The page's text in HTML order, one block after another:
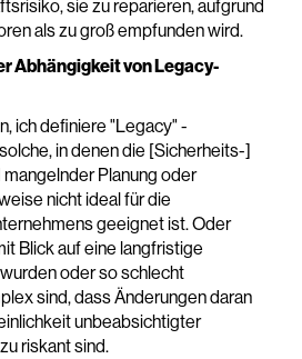
sie zu reparieren, aufgrund
als zu groß empfunden wird.
Abhängigkeit von Legacy-
ich definiere "Legacy" -
in denen die [Sicherheits-]
Planung oder
nicht ideal für die
geeignet ist. Oder
Blick auf eine langfristige
oder so schlecht
sind, dass Änderungen daran
unbeabsichtigter
riskant sind.